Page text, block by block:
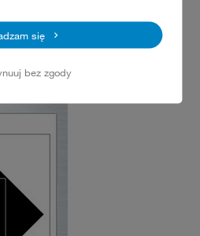
się
bez zgody
rozwój i